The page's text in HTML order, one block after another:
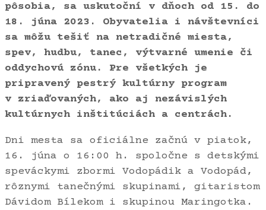
pôsobia, sa uskutoční v dňoch od 15. do
18. júna 2023.
Obyvatelia i návštevníci
sa môžu tešiť na netradičné miesta,
spev, hudbu, tanec, výtvarné umenie či
oddychovú zónu. Pre všetkých je
pripravený pestrý kultúrny program
v zriaďovaných, ako aj nezávislých
kultúrnych inštitúciách a centrách.
Dni mesta sa oficiálne začnú v piatok,
16. júna o 16:00 h. spoločne s detskými
speváckymi zbormi Vodopádik a Vodopád,
rôznymi tanečnými skupinami, gitaristom
Dávidom Bílekom i skupinou Maringotka.